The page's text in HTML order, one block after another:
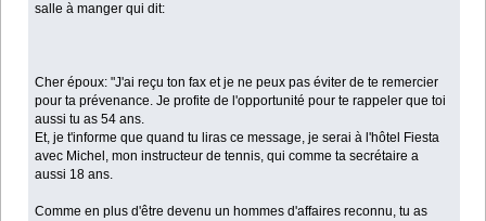
salle à manger qui dit:
Cher époux: "J'ai reçu ton fax et je ne peux pas éviter de te remercier
pour ta prévenance. Je profite de l'opportunité pour te rappeler que toi
aussi tu as 54 ans.
Et, je t'informe que quand tu liras ce message, je serai à l'hôtel Fiesta
avec Michel, mon instructeur de tennis, qui comme ta secrétaire a
aussi 18 ans.
Comme en plus d'être devenu un hommes d'affaires reconnu, tu as